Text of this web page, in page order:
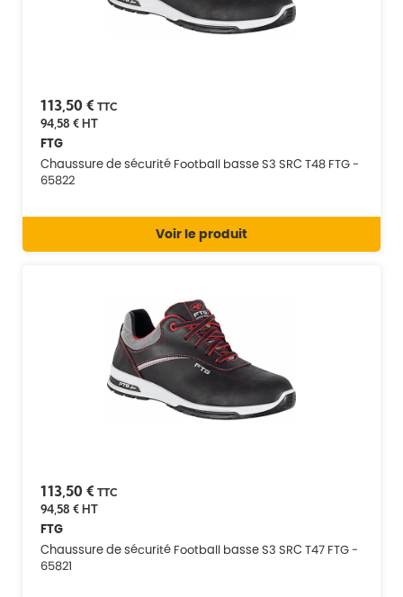
113,50 € TTC
94,58 €HT
FTG
Chaussure de sécurité Football basse S3 SRC T48 FTG -
65822
Voir le produit
113,50 € TTC
94,58 €HT
FTG
Chaussure de sécurité Football basse S3 SRC T47 FTG -
65821